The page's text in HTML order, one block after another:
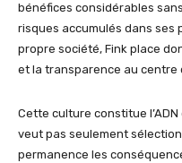
bénéfices considérables
risques accumulés dans ses
propre société, Fink place
et la transparence au centre
Cette culture constitue
veut pas seulement
permanence les